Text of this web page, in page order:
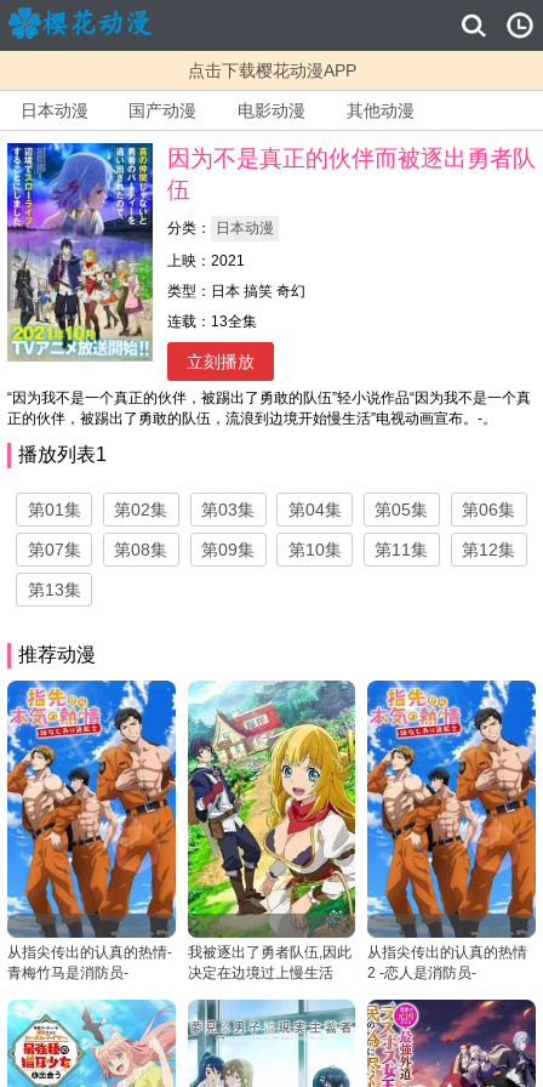
点击下载樱花动漫APP
日本动漫 国产动漫 电影动漫 其他动漫
因为不是真正的伙伴而被逐出勇者队
伍
分类：
日本动漫
上映：2021
类型：日本 搞笑 奇幻
连载：13全集
立刻播放
“因为我不是一个真正的伙伴，被踢出了勇敢的队伍”轻小说作品“因为我不是一个真
正的伙伴，被踢出了勇敢的队伍，流浪到边境开始慢生活”电视动画宣布。-。
播放列表1
第01集 第02集 第03集 第04集 第05集 第06集
第07集 第08集 第09集 第10集 第11集 第12集
第13集
推荐动漫
从指尖传出的认真的热情-
青梅竹马是消防员-
我被逐出了勇者队伍,因此
决定在边境过上慢生活
从指尖传出的认真的热情
2 -恋人是消防员-